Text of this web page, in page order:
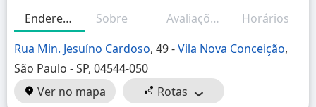
Endereço
Sobre Avaliações
Horários
Rua Min. Jesuíno Cardoso, 49 -Vila Nova Conceição,
São Paulo - SP, 04544-050
Ver no mapa
Rotas